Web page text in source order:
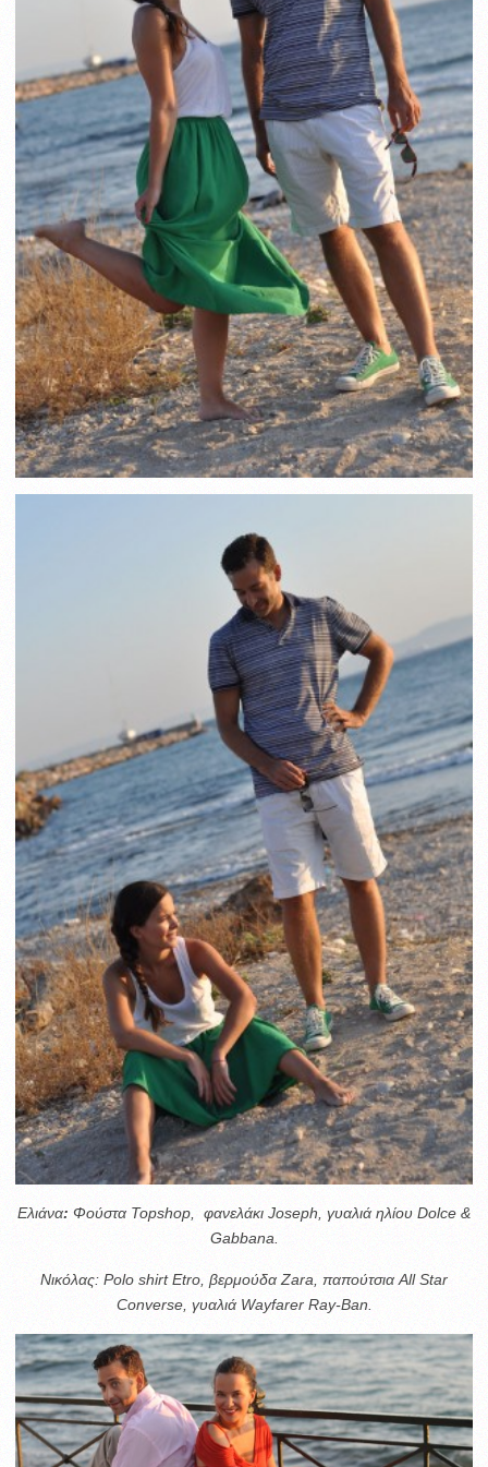
Ελιάνα: Φούστα Topshop, φανελάκι Joseph, γυαλιά ηλίου Dolce &
Gabbana.
Νικόλας: Polo shirt Etro, βερμούδα Zara, παπούτσια All Star
Converse, γυαλιά Wayfarer Ray-Ban.